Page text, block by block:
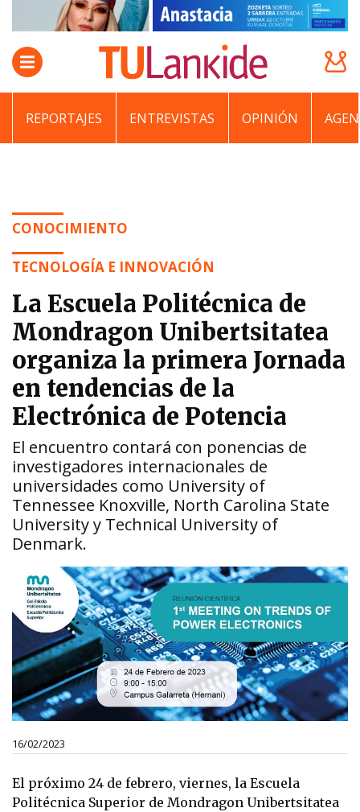
REPORTAJES ENTREVISTAS OPINIÓN
CONOCIMIENTO
TECNOLOGÍA E INNOVACIÓN
La Escuela Politécnica de
Mondragon Unibertsitatea
organiza la primera Jornada
en tendencias de la
Electrónica de Potencia
El encuentro contará con ponencias de
investigadores internacionales de
universidades como University of
Tennessee Knoxville, North Carolina State
University y Technical University of
Denmark.
16/02/2023
El próximo 24 de febrero, viernes, la Escuela
Politécnica Superior de Mondragon Unibertsitatea